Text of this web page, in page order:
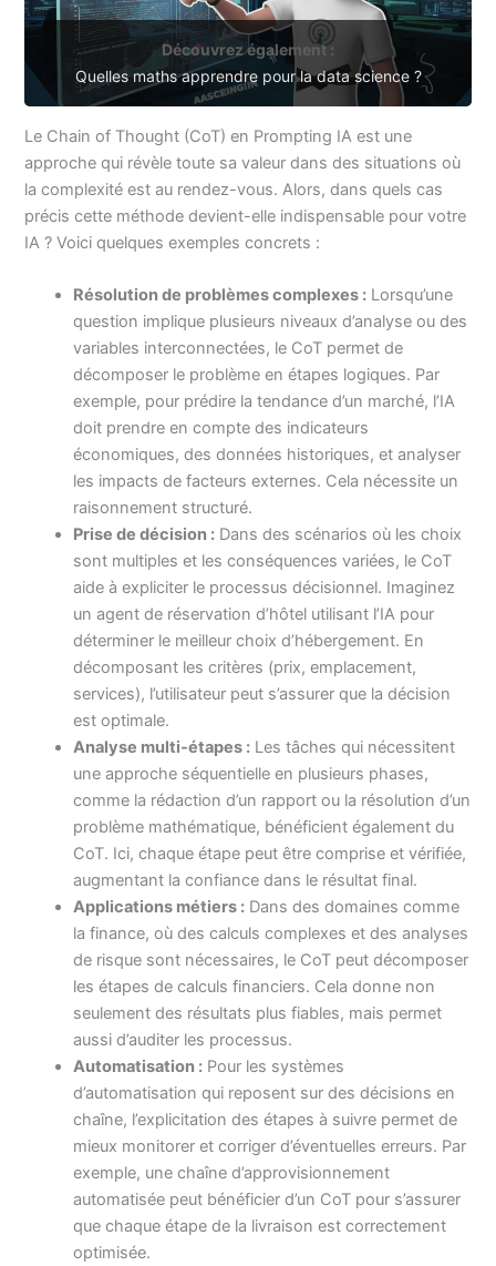
Découvrez également :
Quelles maths apprendre pour la data science ?
Le Chain of Thought (CoT) en Prompting IA est une
approche qui révèle toute sa valeur dans des situations où
la complexité est au rendez-vous. Alors, dans quels cas
précis cette méthode devient-elle indispensable pour votre
IA ? Voici quelques exemples concrets :
Résolution de problèmes complexes : Lorsqu’une
question implique plusieurs niveaux d’analyse ou des
variables interconnectées, le CoT permet de
décomposer le problème en étapes logiques. Par
exemple, pour prédire la tendance d’un marché, l’IA
doit prendre en compte des indicateurs
économiques, des données historiques, et analyser
les impacts de facteurs externes. Cela nécessite un
raisonnement structuré.
Prise de décision : Dans des scénarios où les choix
sont multiples et les conséquences variées, le CoT
aide à expliciter le processus décisionnel. Imaginez
un agent de réservation d’hôtel utilisant l’IA pour
déterminer le meilleur choix d’hébergement. En
décomposant les critères (prix, emplacement,
services), l’utilisateur peut s’assurer que la décision
est optimale.
Analyse multi-étapes : Les tâches qui nécessitent
une approche séquentielle en plusieurs phases,
comme la rédaction d’un rapport ou la résolution d’un
problème mathématique, bénéficient également du
CoT. Ici, chaque étape peut être comprise et vérifiée,
augmentant la confiance dans le résultat final.
Applications métiers : Dans des domaines comme
la finance, où des calculs complexes et des analyses
de risque sont nécessaires, le CoT peut décomposer
les étapes de calculs financiers. Cela donne non
seulement des résultats plus fiables, mais permet
aussi d’auditer les processus.
Automatisation : Pour les systèmes
d’automatisation qui reposent sur des décisions en
chaîne, l’explicitation des étapes à suivre permet de
mieux monitorer et corriger d’éventuelles erreurs. Par
exemple, une chaîne d’approvisionnement
automatisée peut bénéficier d’un CoT pour s’assurer
que chaque étape de la livraison est correctement
optimisée.